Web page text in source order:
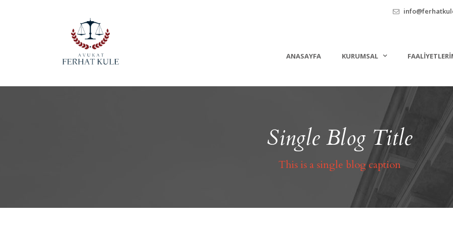
ANASAYFA KURUMSAL
Single Blog Title
This is a single blog caption